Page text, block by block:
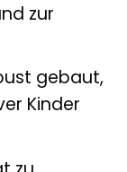
zur
gebaut,
Kinder